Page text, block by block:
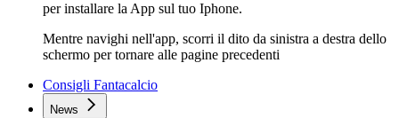
per installare la App sul tuo Iphone.
Mentre navighi nell'app, scorri il dito da sinistra a destra dello
schermo per tornare alle pagine precedenti
Consigli Fantacalcio
News